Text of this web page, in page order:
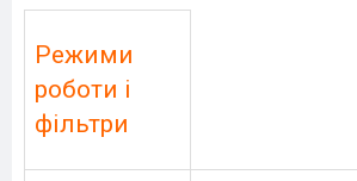
Режими
роботи і
фільтри
ПОСЛУГИ
КАТАЛОГ